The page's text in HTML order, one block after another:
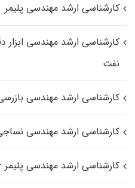
کارشناسی ارشد مهندسی پلیمر
کارشناسی ارشد مهندسی ابزار
نفت
کارشناسی ارشد مهندسی
کارشناسی ارشد مهندسی
کارشناسی ارشد مهندسی